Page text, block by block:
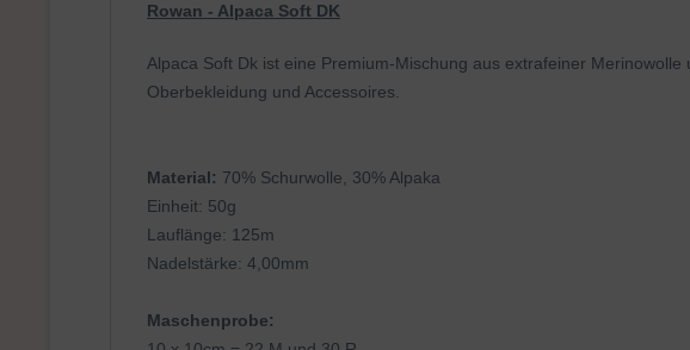
Rowan - Alpaca Soft DK
Alpaca Soft Dk ist eine Premium-Mischung aus extrafeiner
Oberbekleidung und Accessoires.
Material: 70% Schurwolle, 30% Alpaka
Einheit: 50g
Lauflänge: 125m
Nadelstärke: 4,00mm
Maschenprobe: